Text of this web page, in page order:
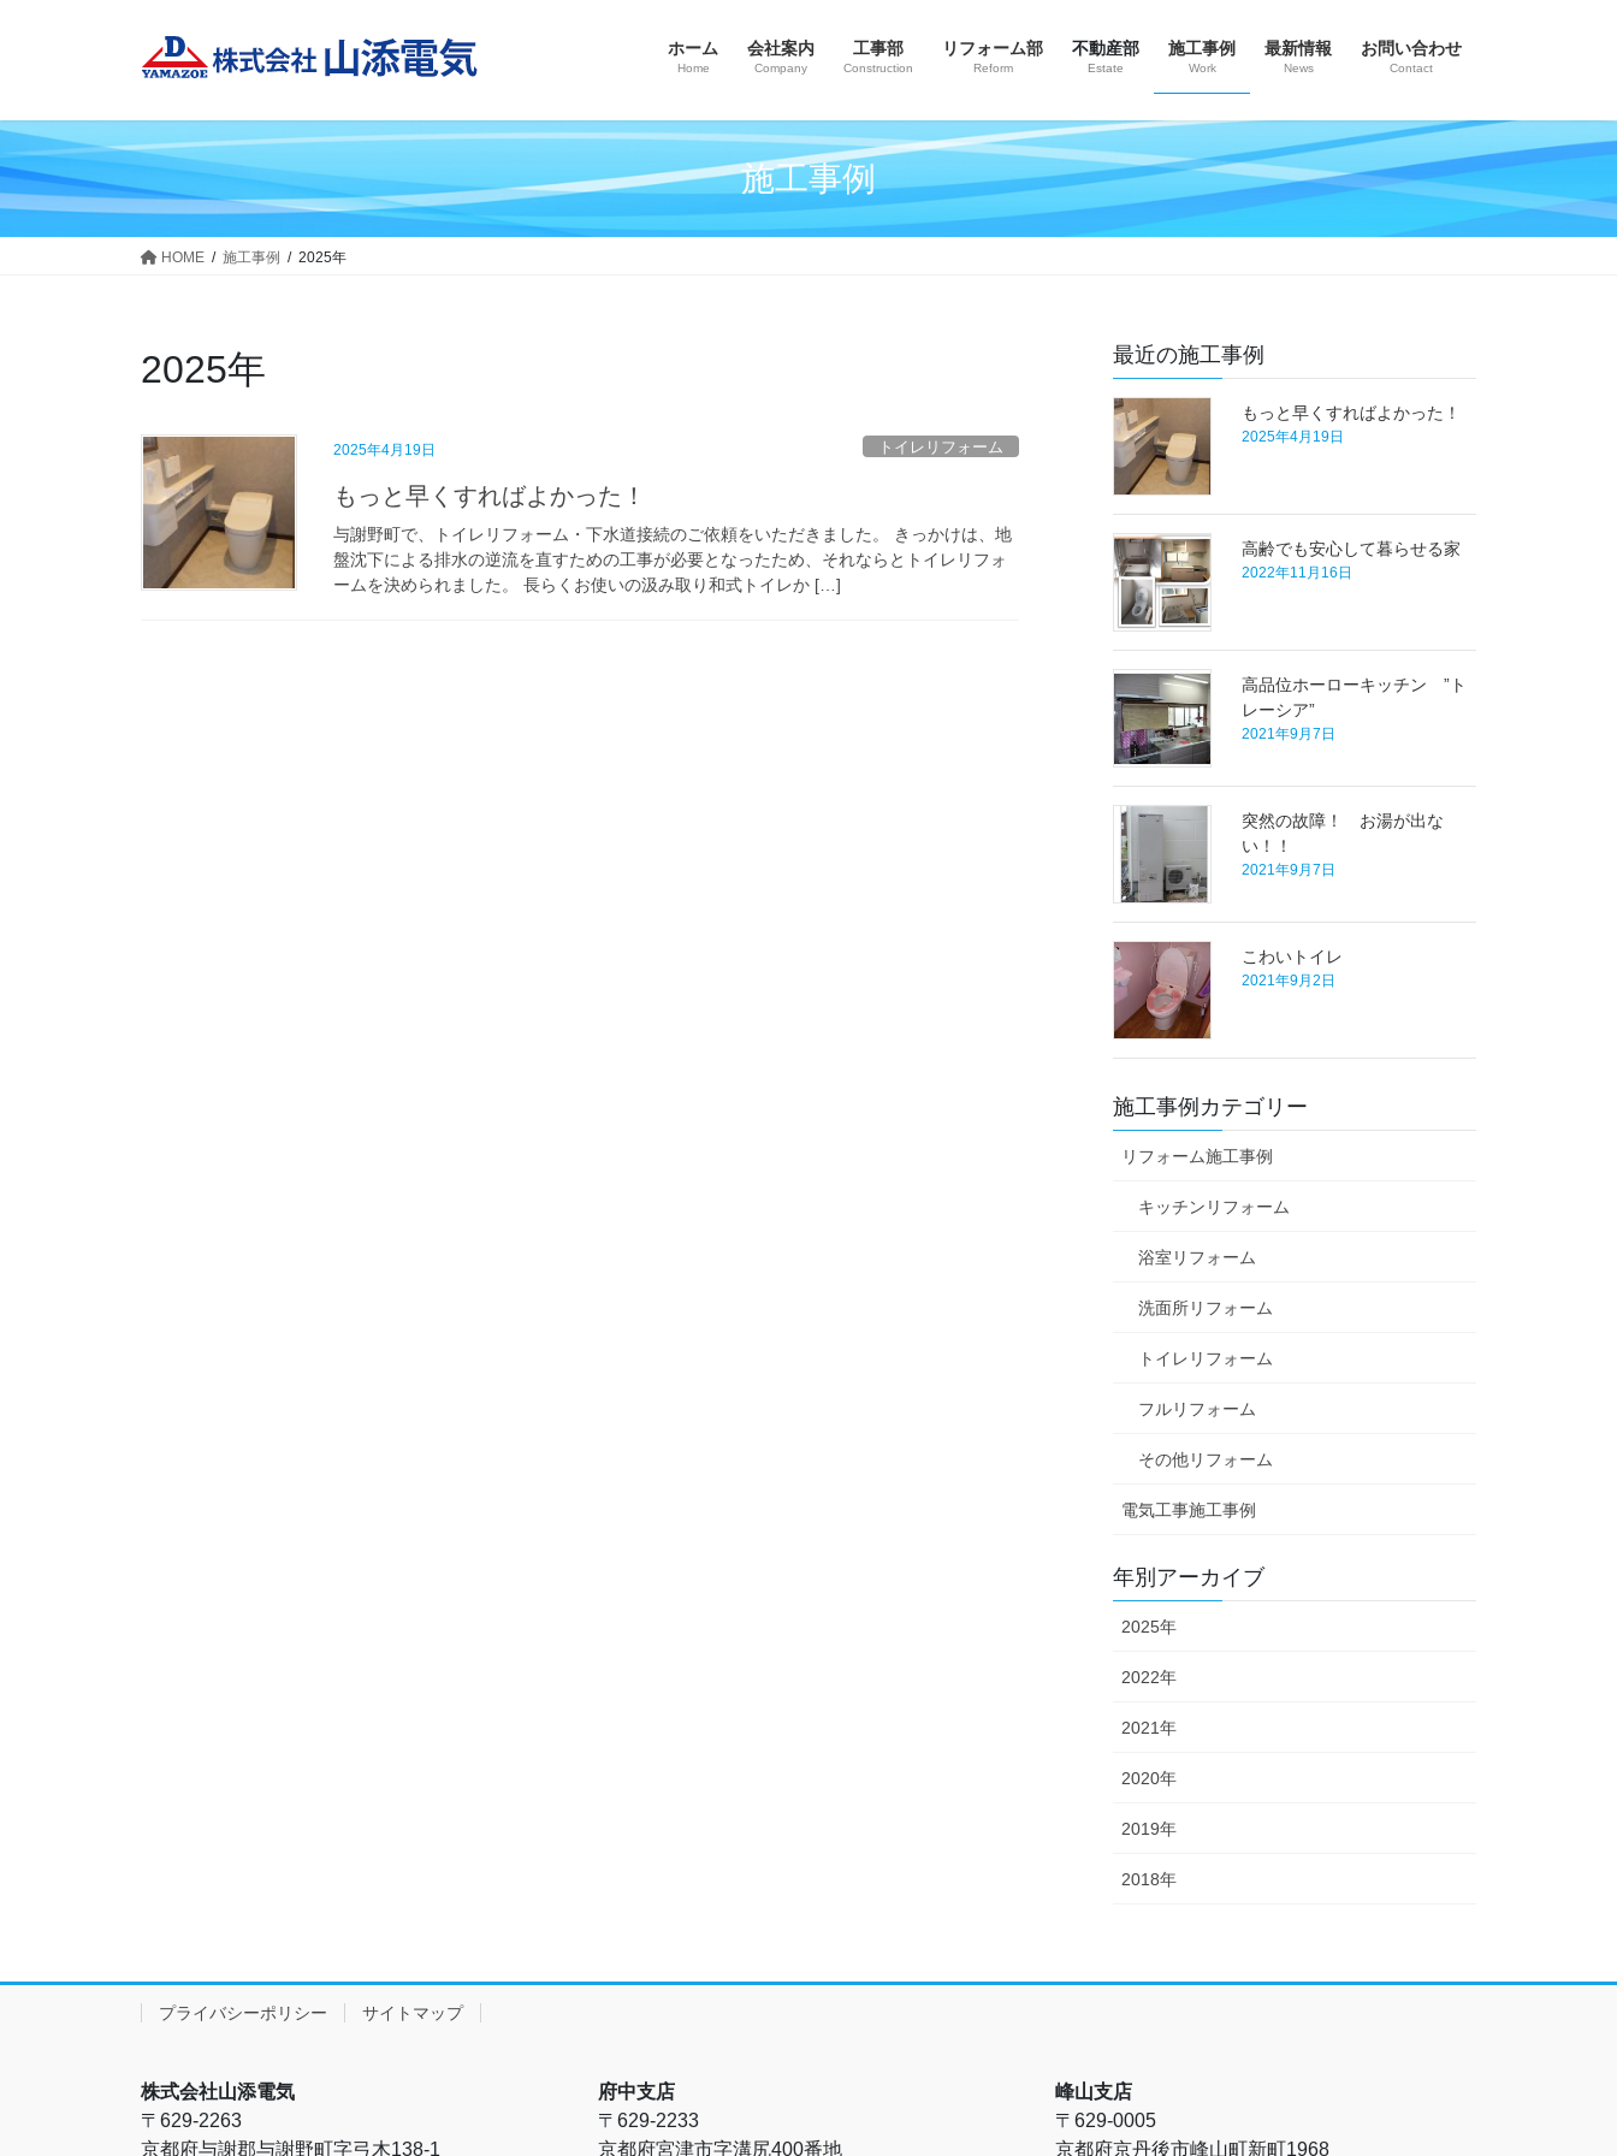
ツ
へ
キ
ッ
シ
ョ
に
移
ホーム
Home
会社案内
Company
工事部
Construction
リフォーム部
Reform
不動産部
Estate
施工事例
Work
最新情報
News
お問い合わせ
Contact
施工事例
HOME 施工事例 2025年
2025年
2025年4月19日 トイレリフォーム
もっと早くすればよかった！
与謝野町で、トイレリフォーム・下水道接続のご依頼をいただきました。 きっかけは、地
盤沈下による排水の逆流を直すための工事が必要となったため、それならとトイレリフォ
ームを決められました。 長らくお使いの汲み取り和式トイレか […]
最近の施工事例
もっと早くすればよかった！
2025年4月19日
高齢でも安心して暮らせる家
2022年11月16日
高品位ホーローキッチン ”ト
レーシア”
2021年9月7日
突然の故障！ お湯が出な
い！！
2021年9月7日
こわいトイレ
2021年9月2日
施工事例カテゴリー
リフォーム施工事例
キッチンリフォーム
浴室リフォーム
洗面所リフォーム
トイレリフォーム
フルリフォーム
その他リフォーム
電気工事施工事例
年別アーカイブ
2025年
2022年
2021年
2020年
2019年
2018年
プライバシーポリシー サイトマップ
株式会社山添電気
〒629-2263
京都府与謝郡与謝野町字弓木138-1
府中支店
〒629-2233
京都府宮津市字溝尻400番地
峰山支店
〒629-0005
京都府京丹後市峰山町新町1968